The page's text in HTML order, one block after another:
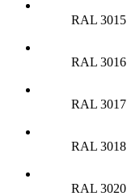
RAL 3015
RAL 3016
RAL 3017
RAL 3018
RAL 3020